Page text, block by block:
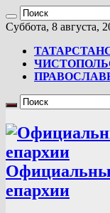
Суббота, 8 августа,
епархии